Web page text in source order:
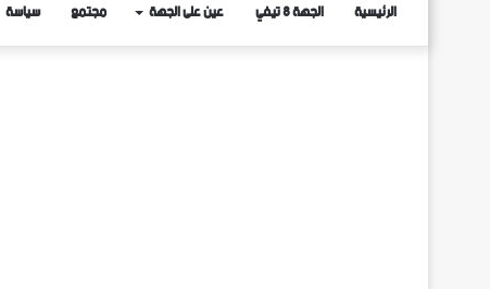
الرئيسية الجهة 8 تيفي عين على الجهة مجتمع سياسة